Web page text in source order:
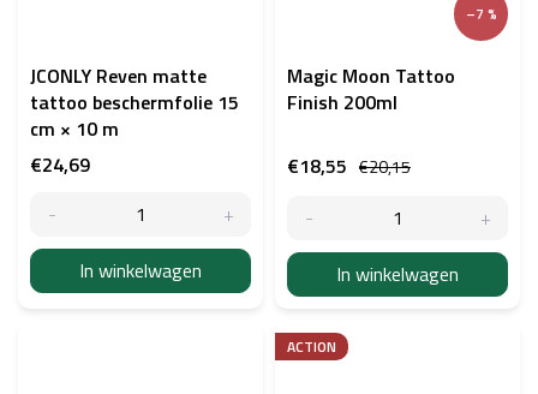
JCONLY Reven matte
tattoo beschermfolie 15
cm × 10 m
€24,69
In winkelwagen
–7 %
Magic Moon Tattoo
Finish 200ml
€20,15
€18,55
In winkelwagen
ACTION